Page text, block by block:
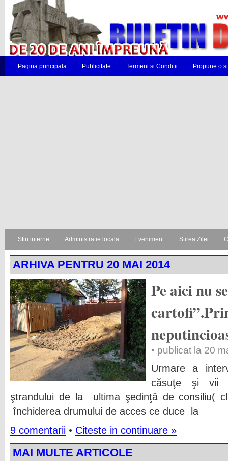
Pagina principala Publicitate Termeni si Conditii Propune o
Stiri interne Administratie locala Eveniment Stirea Zilei
ARHIVA PENTRU 20 MAI 2014
Pe aici nu
• publicat la 20
Urmare a
căsuţe şi vii
ştrandului de la ultima şedinţă de consiliu(
închiderea drumului de acces ce duce la
9 comentarii • Citeste in continuare »
MAI MULTE ARTICOLE